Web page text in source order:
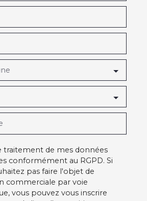
traitement de mes données
conformément au RGPD. Si
pas faire l'objet de
commerciale par voie
vous pouvez vous inscrire